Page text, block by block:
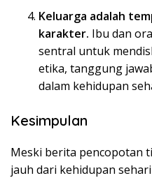
Keluarga adalah
karakter. Ibu dan
sentral untuk
etika, tanggung
dalam kehidupan
Kesimpulan
Meski berita pencopotan
jauh dari kehidupan